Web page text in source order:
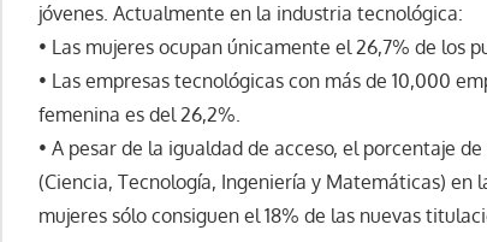
jóvenes. Actualmente en la industria tecnológica:
• Las mujeres ocupan únicamente el 26,7% de los
• Las empresas tecnológicas con más de 10,000
femenina es del 26,2%.
• A pesar de la igualdad de acceso, el porcentaje
(Ciencia, Tecnología, Ingeniería y Matemáticas) en
mujeres sólo consiguen el 18% de las nuevas